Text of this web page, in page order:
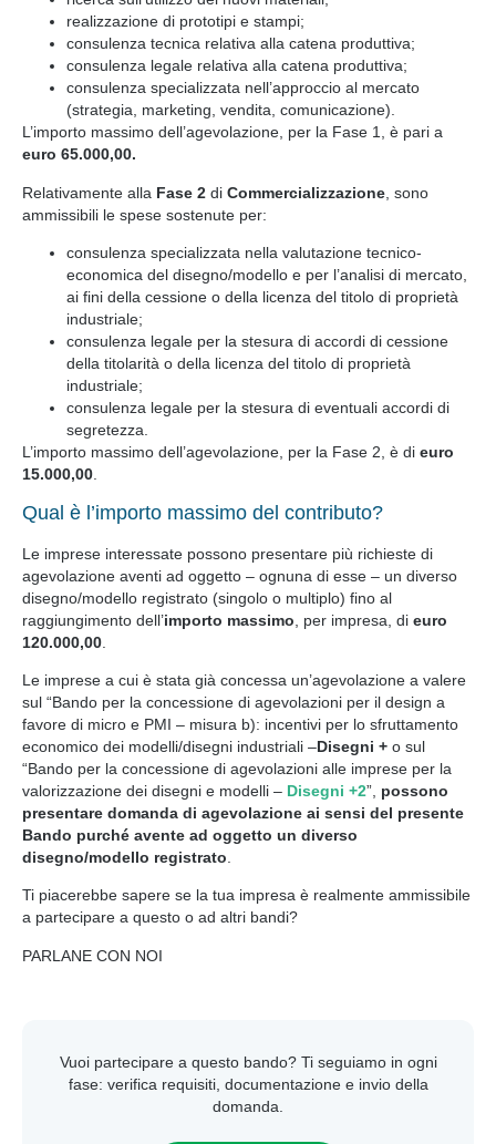
realizzazione di prototipi e stampi;
consulenza tecnica relativa alla catena produttiva;
consulenza legale relativa alla catena produttiva;
consulenza specializzata nell’approccio al mercato
(strategia, marketing, vendita, comunicazione).
L’importo massimo dell’agevolazione, per la Fase 1, è pari a
euro 65.000,00.
Relativamente alla Fase 2 di Commercializzazione , sono
ammissibili le spese sostenute per:
consulenza specializzata nella valutazione tecnico-
economica del disegno/modello e per l’analisi di mercato,
ai fini della cessione o della licenza del titolo di proprietà
industriale;
consulenza legale per la stesura di accordi di cessione
della titolarità o della licenza del titolo di proprietà
industriale;
consulenza legale per la stesura di eventuali accordi di
segretezza.
L’importo massimo dell’agevolazione, per la Fase 2, è di euro
15.000,00.
Qual è l’importo massimo del contributo?
Le imprese interessate possono presentare più richieste di
agevolazione aventi ad oggetto – ognuna di esse – un diverso
disegno/modello registrato (singolo o multiplo) fino al
raggiungimento dell’importo massimo , per impresa, di euro
120.000,00
Le imprese a cui è stata già concessa un’agevolazione a valere
sul “Bando per la concessione di agevolazioni per il design a
favore di micro e PMI – misura b): incentivi per lo sfruttamento
economico dei modelli/disegni industriali –Disegni + o sul
“Bando per la concessione di agevolazioni alle imprese per la
valorizzazione dei disegni e modelli – Disegni +2”, possono
presentare domanda di agevolazione ai sensi del presente
Bando purché avente ad oggetto un diverso
disegno/modello registrato
Ti piacerebbe sapere se la tua impresa è realmente ammissibile
a partecipare a questo o ad altri bandi?
PARLANE CON NOI
Vuoi partecipare a questo bando? Ti seguiamo in ogni
fase: verifica requisiti, documentazione e invio della
domanda.